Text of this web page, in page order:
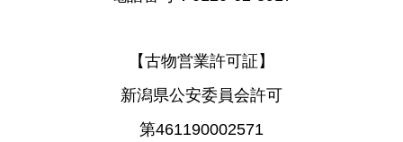
【古物営業許可証】
新潟県公安委員会許可
第461190002571